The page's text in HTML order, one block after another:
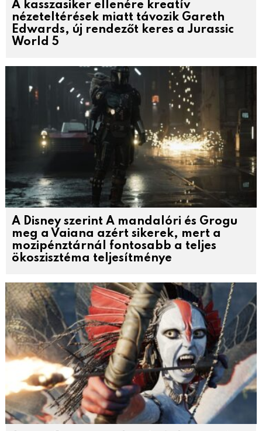
A kasszasiker ellenére kreatív
nézeteltérések miatt távozik Gareth
Edwards, új rendezőt keres a Jurassic
World 5
A Disney szerint A mandalóri és Grogu
meg a Vaiana azért sikerek, mert a
mozipénztárnál fontosabb a teljes
ökoszisztéma teljesítménye